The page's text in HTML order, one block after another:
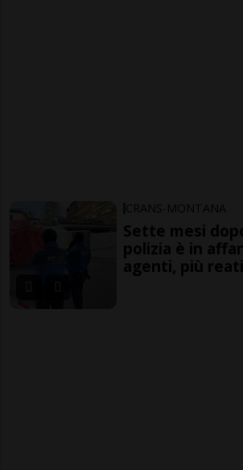
CRANS-MONTANA
Sette mesi
polizia è in
agenti, più